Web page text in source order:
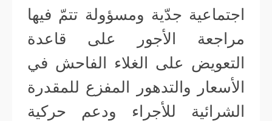
اجتماعية جدّية ومسؤولة تتمّ فيها
مراجعة الأجور على قاعدة
التعويض على الغلاء الفاحش في
الأسعار والتدهور المفزع للمقدرة
الشرائية للأجراء ودعم حركية